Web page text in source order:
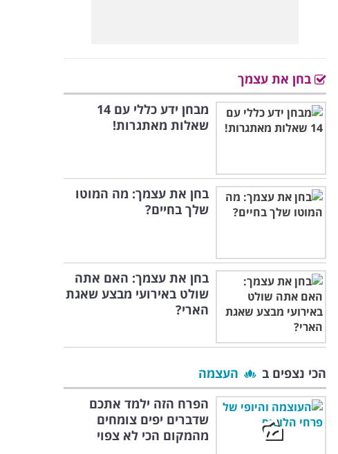
בחן את עצמך
מבחן ידע כללי עם 14
שאלות מאתגרות!
בחן את עצמך: מה המוטו
שלך בחיים?
בחן את עצמך: האם אתה
שולט באירועי מבצע שאגת
הארי?
הכי נצפים ב
העצמה
הפרח הזה ילמד אתכם
שדברים יפים צומחים
מהמקום הכי לא צפוי